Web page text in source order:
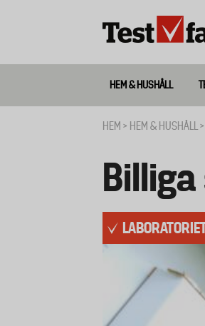
Huvudmeny
ny
HEM & HUSHÅLL
HEM HEM & HUSHÅLL